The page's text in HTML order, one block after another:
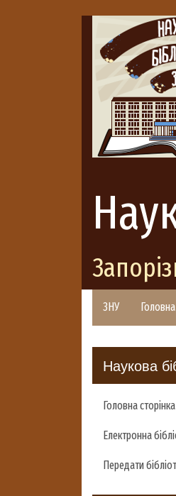
ЗНУ Головна
Наукова
Головна
Електронна
Передати